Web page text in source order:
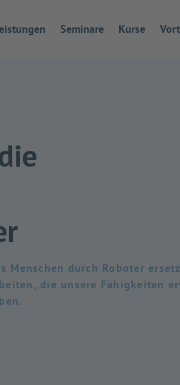
Seminare Kurse
durch Roboter
die unsere Fähigkeiten